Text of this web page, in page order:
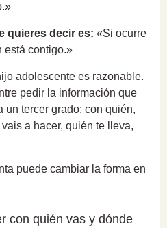
quieres decir es: «Si ocurre
está contigo.»
adolescente es razonable.
pedir la información que
un tercer grado: con quién,
a hacer, quién te lleva,
puede cambiar la forma en
con quién vas y dónde